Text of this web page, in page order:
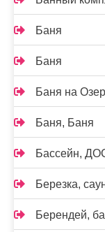
Баня
Баня
Баня на
Баня, Баня
Бассейн,
Березка,
Берендей,